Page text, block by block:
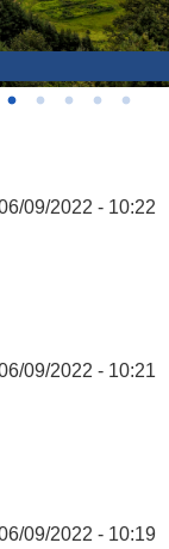
09/2022 - 10:22
09/2022 - 10:21
09/2022 - 10:19